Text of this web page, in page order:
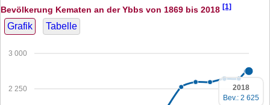
Bevölkerung Kematen an der Ybbs von 1869 bis 2018 [1]
Grafik Tabelle
2 250
3 000
2018
Bev.: 2 625